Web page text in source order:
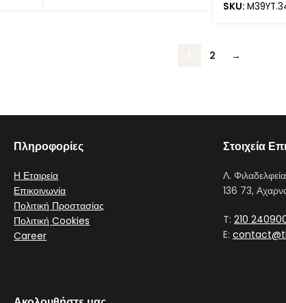
SKU:
2 →
Πληροφορίες
Η Εταιρεία
Επικοινωνία
Πολιτική Προστασίας
Πολιτική Cookies
Career
Στοιχεία
Λ.
136 73,
T: 210
E: